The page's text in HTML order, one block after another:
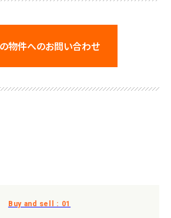
物件へのお問い合わせ